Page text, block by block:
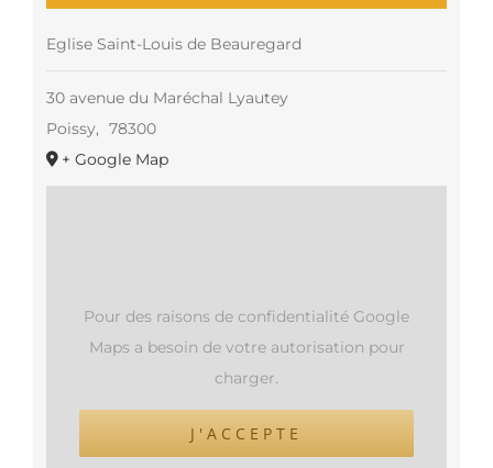
Eglise Saint-Louis de Beauregard
30 avenue du Maréchal Lyautey
Poissy, 78300
+ Google Map
Pour des raisons de confidentialité Google
Maps a besoin de votre autorisation pour
charger.
J'ACCEPTE